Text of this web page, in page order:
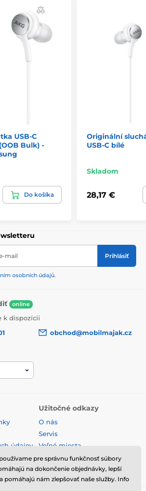
USB-C
Bulk) -
Do košíka
Originální
USB-C bílé
Skladom
28,17 €
mail Prihlásiť
osobních údajů.
online
k dispozícii
obchod@mobilmajak.cz
údajov
Užitočné odkazy
O nás
Servis
Voľné miesta
Kontakt
pre správnu funkčnosť súbory
na dokončenie objednávky, lepší
pomáhajú nám zlepšovať naše služby. Info